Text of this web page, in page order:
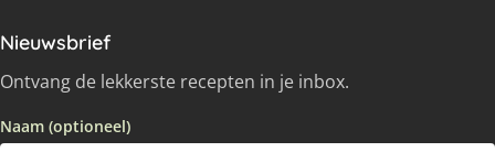
Nieuwsbrief
Ontvang de lekkerste recepten in je inbox.
Naam (optioneel)